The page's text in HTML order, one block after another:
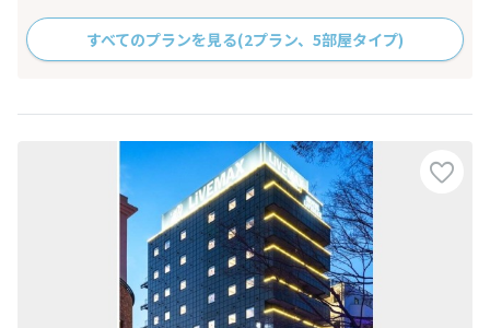
すべてのプランを見る(2プラン、5部屋タイプ)